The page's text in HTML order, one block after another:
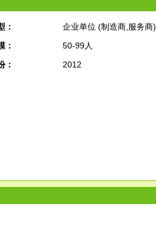
：
企业单位 (制造商,服务商)
：
50-99人
： 2012